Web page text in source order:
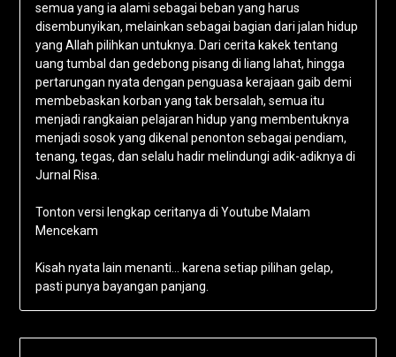
semua yang ia alami sebagai beban yang harus
disembunyikan, melainkan sebagai bagian dari jalan hidup
yang Allah pilihkan untuknya. Dari cerita kakek tentang
uang tumbal dan gedebong pisang di liang lahat, hingga
pertarungan nyata dengan penguasa kerajaan gaib demi
membebaskan korban yang tak bersalah, semua itu
menjadi rangkaian pelajaran hidup yang membentuknya
menjadi sosok yang dikenal penonton sebagai pendiam,
tenang, tegas, dan selalu hadir melindungi adik-adiknya di
Jurnal Risa.
Tonton versi lengkap ceritanya di Youtube Malam
Mencekam
Kisah nyata lain menanti… karena setiap pilihan gelap,
pasti punya bayangan panjang.